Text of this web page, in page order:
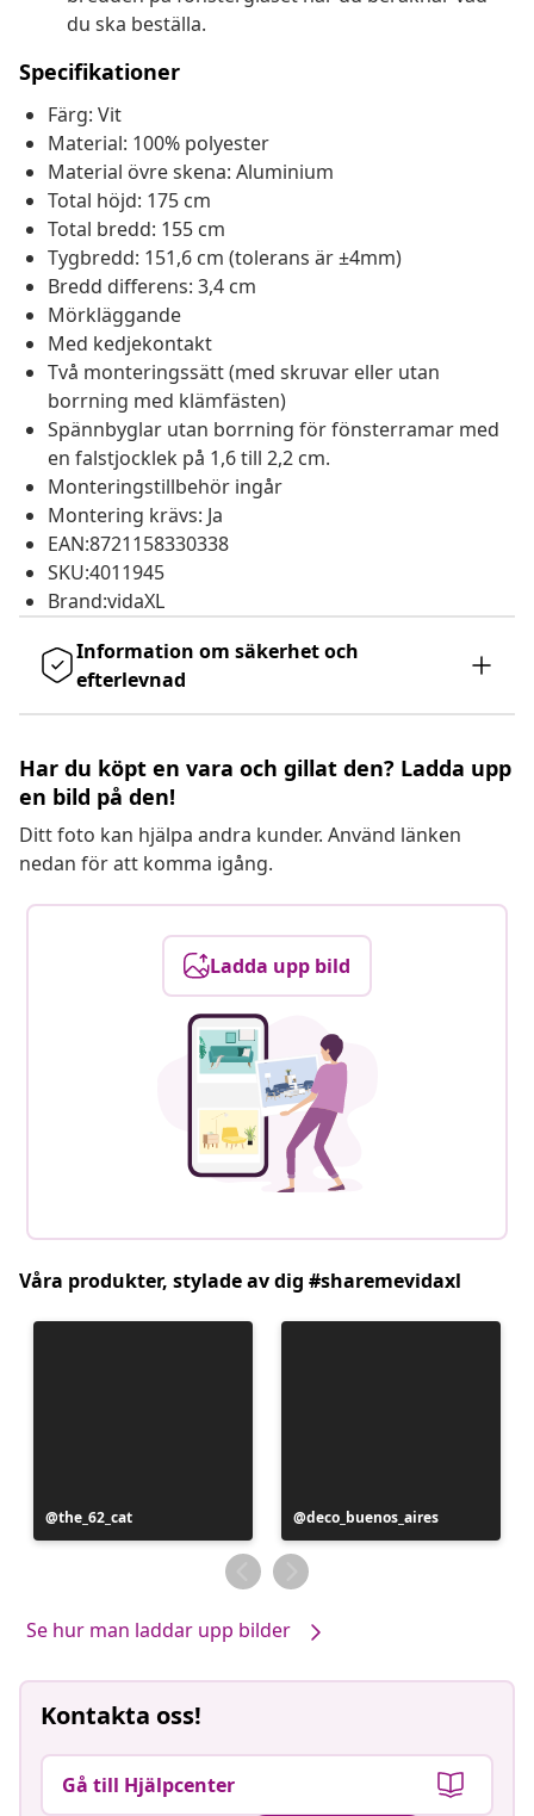
du ska beställa.
Specifikationer
Färg: Vit
Material: 100% polyester
Material övre skena: Aluminium
Total höjd: 175 cm
Total bredd: 155 cm
Tygbredd: 151,6 cm (tolerans är ±4mm)
Bredd differens: 3,4 cm
Mörkläggande
Med kedjekontakt
Två monteringssätt (med skruvar eller utan
borrning med klämfästen)
Spännbyglar utan borrning för fönsterramar med
en falstjocklek på 1,6 till 2,2 cm.
Monteringstillbehör ingår
Montering krävs: Ja
EAN:8721158330338
SKU:4011945
Brand:vidaXL
Information om säkerhet och
efterlevnad
Har du köpt en vara och gillat den? Ladda upp
en bild på den!
Ditt foto kan hjälpa andra kunder. Använd länken
nedan för att komma igång.
Ladda upp bild
Våra produkter, stylade av dig #sharemevidaxl
Inlägg
publicerat
the_62_cat
Inlägg
publicerat
av
deco_buenos_aires
Se hur man laddar upp bilder
Kontakta oss!
Gå till Hjälpcenter